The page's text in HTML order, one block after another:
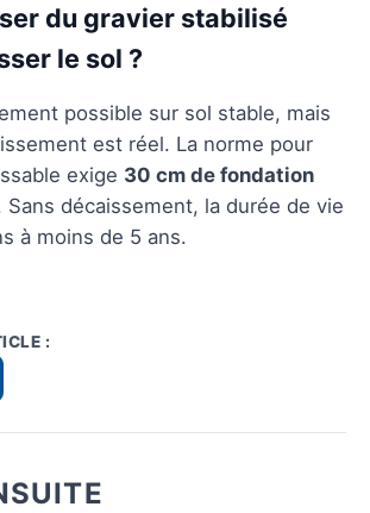
du gravier stabilisé
le sol ?
possible sur sol stable, mais
est réel. La norme pour
exige 30 cm de fondation
Sans décaissement, la durée de vie
à moins de 5 ans.
: